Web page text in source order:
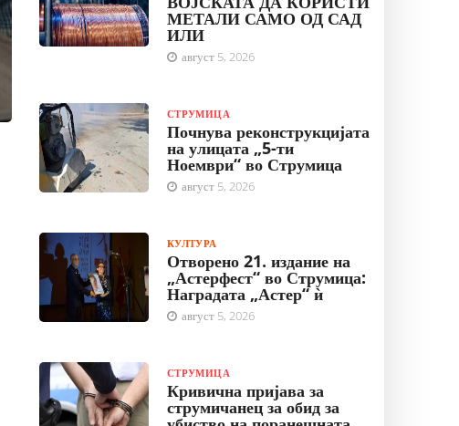
МЕТАЛИ САМО ОД САД
ИЛИ
август 5, 2026
СТРУМИЦА
Почнува реконструкцијата
на улицата „5-ти
Ноември“ во Струмица
август 5, 2026
КУЛТУРА
Отворено 21. издание на
„Астерфест“ во Струмица:
Наградата „Астер“ ѝ
август 5, 2026
СТРУМИЦА
Кривична пријава за
струмичанец за обид за